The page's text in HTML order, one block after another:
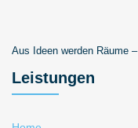
Aus Ideen werden Räume
Leistungen